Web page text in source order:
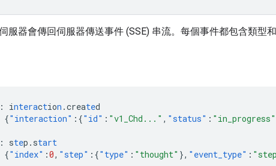
服器會傳回伺服器傳送事件 (SSE) 串流。每個事件都包含類型
: interaction .created
{"interaction" :{"id" : "v1_Chd..." , "status" : "in_progress"
: step.start
{"index" :0, "step" :{"type" : "thought" }, "event_type" :